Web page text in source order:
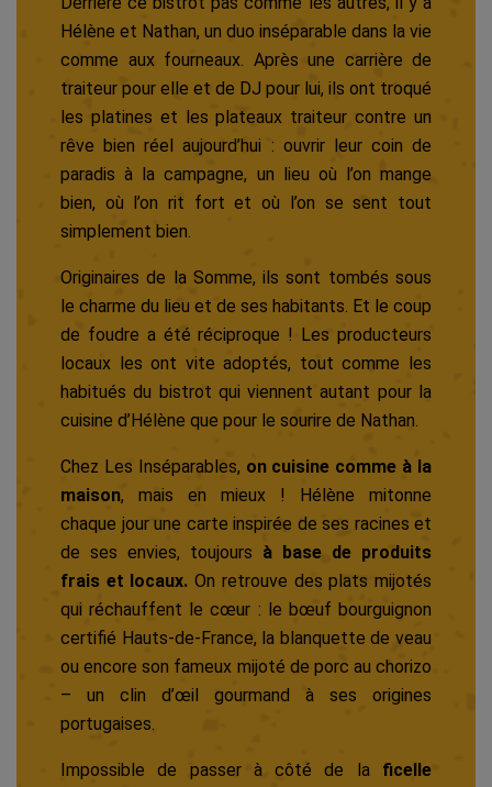
Hélène et Nathan, un duo inséparable dans la vie
comme aux fourneaux. Après une carrière de
traiteur pour elle et de DJ pour lui, ils ont troqué
les platines et les plateaux traiteur contre un
rêve bien réel aujourd’hui : ouvrir leur coin de
paradis à la campagne, un lieu où l’on mange
bien, où l’on rit fort et où l’on se sent tout
simplement bien.
Originaires de la Somme, ils sont tombés sous
le charme du lieu et de ses habitants. Et le coup
de foudre a été réciproque ! Les producteurs
locaux les ont vite adoptés, tout comme les
habitués du bistrot qui viennent autant pour la
cuisine d’Hélène que pour le sourire de Nathan.
Chez Les Inséparables, on cuisine comme à la
maison, mais en mieux ! Hélène mitonne
chaque jour une carte inspirée de ses racines et
de ses envies, toujours à base de produits
frais et locaux. On retrouve des plats mijotés
qui réchauffent le cœur : le bœuf bourguignon
certifié Hauts-de-France, la blanquette de veau
ou encore son fameux mijoté de porc au chorizo
– un clin d’œil gourmand à ses origines
portugaises.
Impossible de passer à côté de la ficelle